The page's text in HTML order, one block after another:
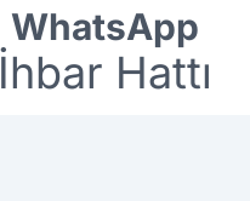
WhatsApp
İhbar Hattı